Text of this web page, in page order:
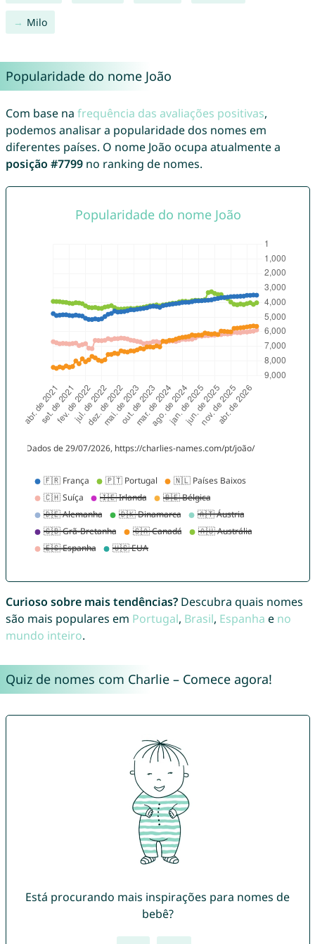
Milo
Popularidade do nome João
Com base na frequência das avaliações positivas,
podemos analisar a popularidade dos nomes em
diferentes países. O nome João ocupa atualmente a
posição #7799no ranking de nomes.
Curioso sobre mais tendências?Descubra quais nomes
são mais populares em Portugal, Brasil, Espanha e no
mundo inteiro.
Quiz de nomes com Charlie – Comece agora!
Está procurando mais inspirações para nomes de
bebê?